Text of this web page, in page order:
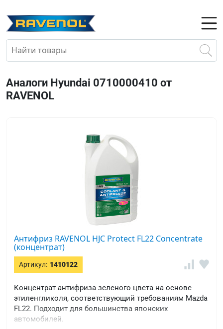
Аналоги Hyundai 0710000410 от
RAVENOL
Антифриз RAVENOL HJC Protect FL22 Concentrate
(концентрат)
Артикул: 1410122
Концентрат антифриза зеленого цвета на основе
этиленгликоля, соответствующий требованиям Mazda
FL22. Подходит для большинства японских
автомобилей.